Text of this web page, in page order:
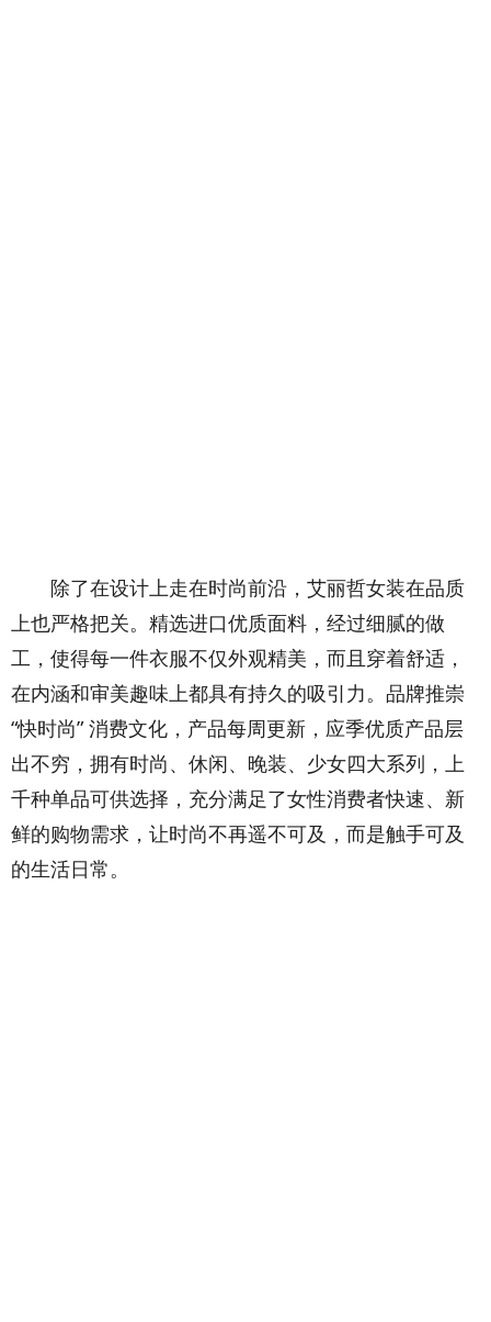
除了在设计上走在时尚前沿，艾丽哲女装在品质
上也严格把关。精选进口优质面料，经过细腻的做
工，使得每一件衣服不仅外观精美，而且穿着舒适，
在内涵和审美趣味上都具有持久的吸引力。品牌推崇
“快时尚” 消费文化，产品每周更新，应季优质产品层
出不穷，拥有时尚、休闲、晚装、少女四大系列，上
千种单品可供选择，充分满足了女性消费者快速、新
鲜的购物需求，让时尚不再遥不可及，而是触手可及
的生活日常。